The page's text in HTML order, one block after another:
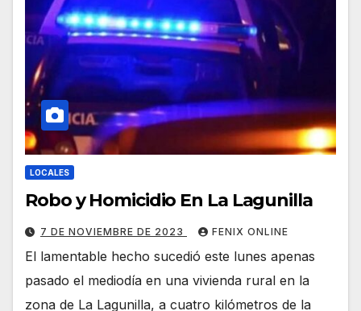
LOCALES
Robo y Homicidio En La Lagunilla
7 DE NOVIEMBRE DE 2023 FENIX ONLINE
El lamentable hecho sucedió este lunes apenas
pasado el mediodía en una vivienda rural en la
zona de La Lagunilla, a cuatro kilómetros de la